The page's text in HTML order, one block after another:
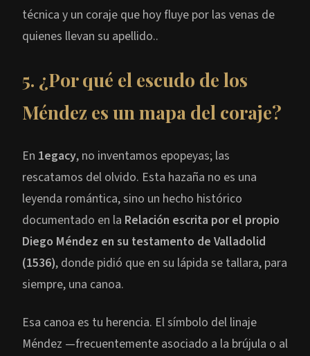
técnica y un coraje que hoy fluye por las venas de
quienes llevan su apellido..
5. ¿Por qué el escudo de los
Méndez es un mapa del coraje?
En 1egacy, no inventamos epopeyas; las
rescatamos del olvido. Esta hazaña no es una
leyenda romántica, sino un hecho histórico
documentado en la Relación escrita por el propio
Diego Méndez en su testamento de Valladolid
(1536), donde pidió que en su lápida se tallara, para
siempre, una canoa.
Esa canoa es tu herencia. El símbolo del linaje
Méndez —frecuentemente asociado a la brújula o al